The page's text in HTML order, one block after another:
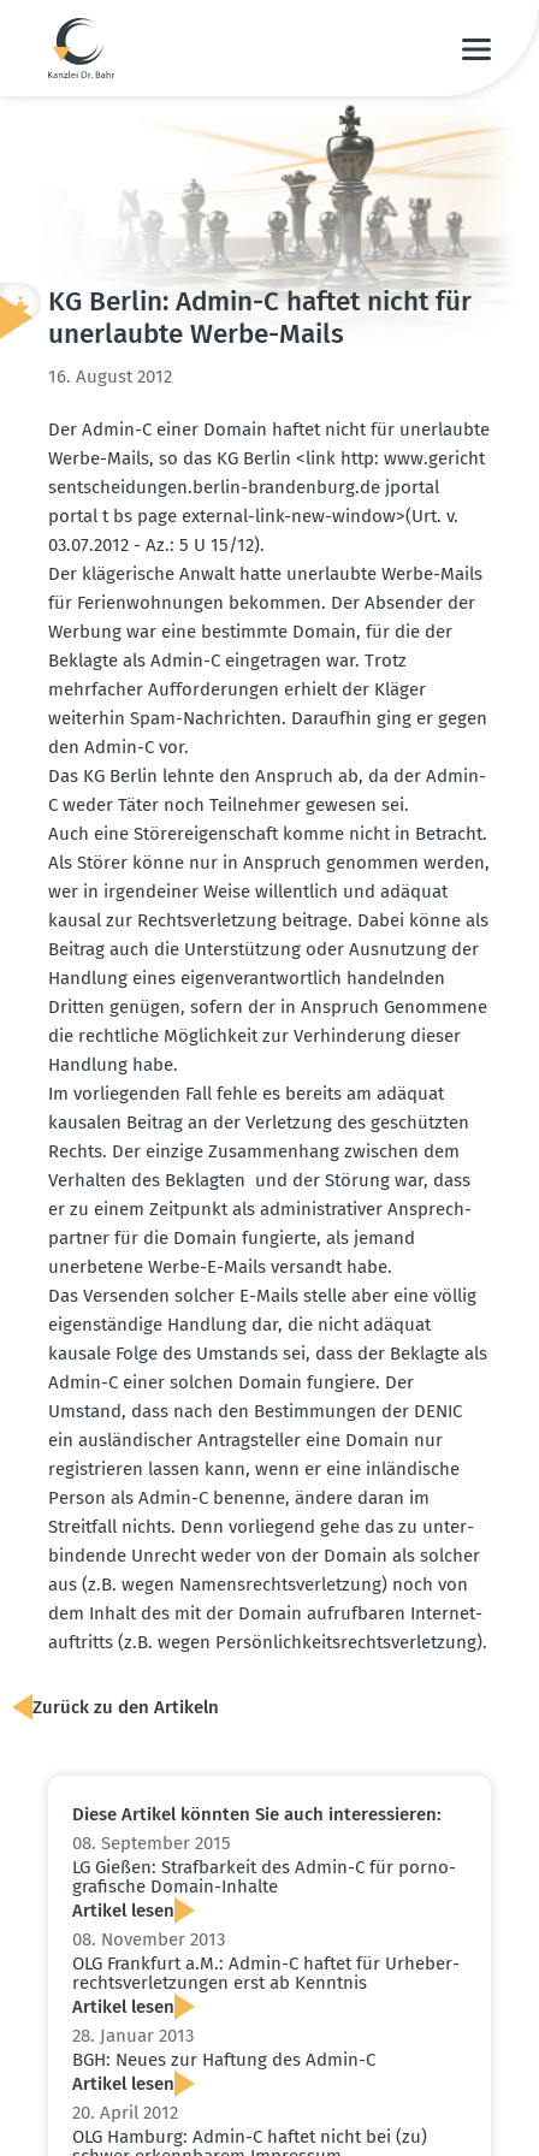
KG Berlin: Admin-C haftet nicht für
unerlaubte Werbe-Mails
16. August 2012
Der Admin-C einer Domain haftet nicht für unerlaubte
Werbe-Mails, so das KG Berlin <link http: www.​ger​icht​
sent​sche​idun​gen.​berlin-brandenburg.de jportal
portal t bs page external-link-new-window>(Urt. v.
03.07.2012 - Az.: 5 U 15/12).
Der kläge­rische Anwalt hatte unerlaubte Werbe-Mails
für Ferien­woh­nungen bekommen. Der Absender der
Werbung war eine bestimmte Domain, für die der
Beklagte als Admin-C einge­tragen war. Trotz
mehrfacher Auffor­de­rungen erhielt der Kläger
weiterhin Spam-Nachrichten. Daraufhin ging er gegen
den Admin-C vor.
Das KG Berlin lehnte den Anspruch ab, da der Admin-
C weder Täter noch Teilnehmer gewesen sei.
Auch eine Störerei­gen­schaft komme nicht in Betracht.
Als Störer könne nur in Anspruch genommen werden,
wer in irgend­einer Weise willentlich und adäquat
kausal zur Rechts­ver­letzung beitrage. Dabei könne als
Beitrag auch die Unter­stützung oder Ausnutzung der
Handlung eines eigen­ver­ant­wortlich handelnden
Dritten genügen, sofern der in Anspruch Genommene
die recht­liche Möglichkeit zur Verhin­derung dieser
Handlung habe.
Im vorlie­genden Fall fehle es bereits am adäquat
kausalen Beitrag an der Verletzung des geschützten
Rechts. Der einzige Zusam­menhang zwischen dem
Verhalten des Beklagten und der Störung war, dass
er zu einem Zeitpunkt als adminis­tra­tiver Ansprech­
partner für die Domain fungierte, als jemand
unerbetene Werbe-E-Mails versandt habe.
Das Versenden solcher E-Mails stelle aber eine völlig
eigen­ständige Handlung dar, die nicht adäquat
kausale Folge des Umstands sei, dass der Beklagte als
Admin-C einer solchen Domain fungiere. Der
Umstand, dass nach den Bestim­mungen der DENIC
ein auslän­di­scher Antrag­steller eine Domain nur
regis­trieren lassen kann, wenn er eine inlän­dische
Person als Admin-C benenne, ändere daran im
Streitfall nichts. Denn vorliegend gehe das zu unter­
bin­dende Unrecht weder von der Domain als solcher
aus (z.B. wegen Namens­rechts­ver­letzung) noch von
dem Inhalt des mit der Domain aufruf­baren Inter­net­
auf­tritts (z.B. wegen Persön­lich­keits­rechts­ver­letzung).
Zurück zu den Artikeln
Diese Artikel könnten Sie auch inter­es­sieren:
08. September 2015
LG Gießen: Straf­barkeit des Admin-C für porno­
gra­fische Domain-Inhalte
Artikel lesen
08. November 2013
OLG Frankfurt a.M.: Admin-C haftet für Urheber­
rechts­ver­let­zungen erst ab Kenntnis
Artikel lesen
28. Januar 2013
BGH: Neues zur Haftung des Admin-C
Artikel lesen
20. April 2012
OLG Hamburg: Admin-C haftet nicht bei (zu)